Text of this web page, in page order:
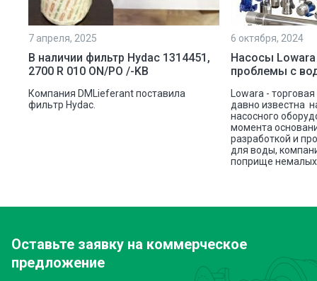
7 апреля, 2025
В наличии фильтр Hydac 1314451,
2700 R 010 ON/PO /-KB
Компания DMLieferant поставила
фильтр Hydac.
6 октября, 2024
Насосы
проблемы с
Lowara -
давно известна
насосного
момента
разработкой и
для воды,
поприще немалых
Оставьте заявку на коммерческое
предложение